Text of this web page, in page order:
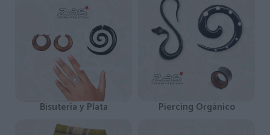
Bisutería y Plata Piercing Orgánico